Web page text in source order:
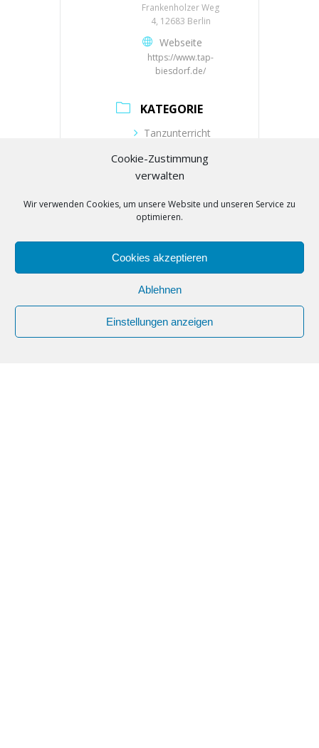
Cookie-Zustimmung
verwalten
Wir verwenden Cookies, um unsere Website und unseren Service zu
optimieren.
Cookies akzeptieren
Ablehnen
Einstellungen anzeigen
Frankenholzer Weg
4, 12683 Berlin
Webseite
https://www.tap-
biesdorf.de/
KATEGORIE
Tanzunterricht
VERANSTALTER
Tanzschule Zielonka
E-Mail
buero@tanzschule-
zielonka.de
Webseite
https://www.tanzschule-